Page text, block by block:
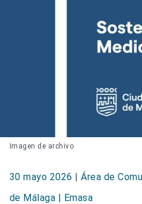
Imagen de archivo
30 mayo 2026 |Área de
de Málaga | Emasa